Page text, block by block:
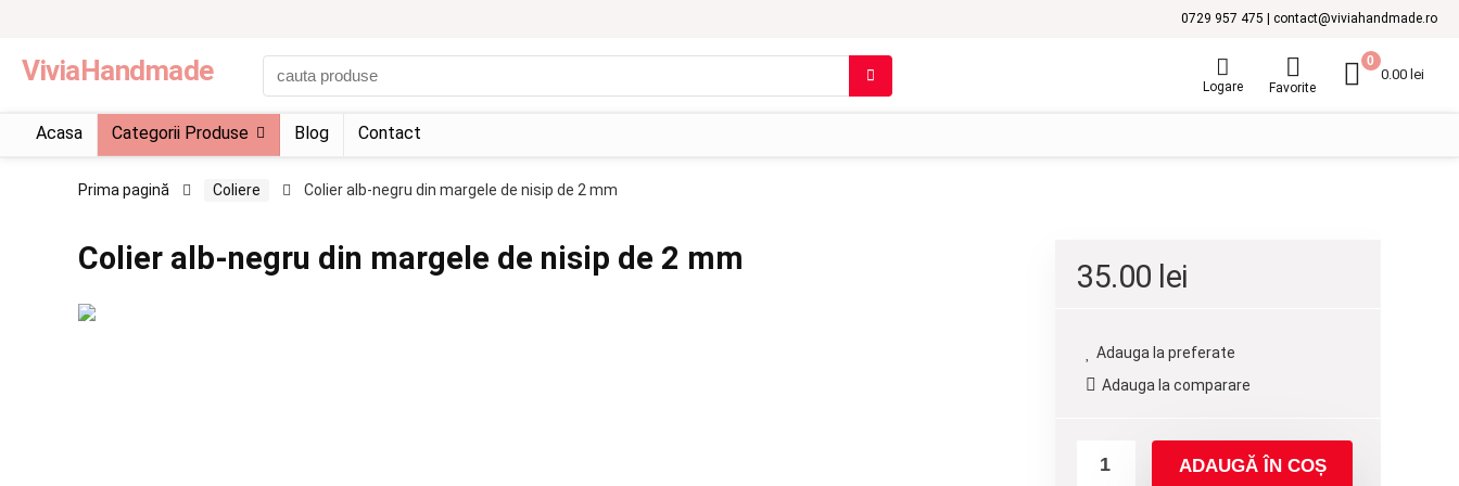
0729 957 475 | contact@viviahandmade.ro
ViviaHandmade
Logare Favorite
0
0.00 lei
Acasa Categorii Produse Blog Contact
Prima pagină Coliere Colier alb-negru din margele de nisip de 2 mm
Colier alb-negru din margele de nisip de 2 mm 35.00 lei
Adauga la preferate
Adauga la comparare
ADAUGĂ ÎN COȘ